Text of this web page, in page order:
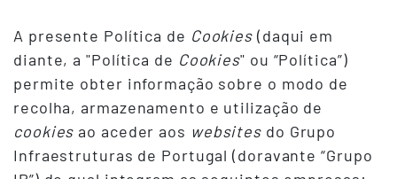
A presente Política de Cookies (daqui em
diante, a "Política de Cookies" ou “Política”)
permite obter informação sobre o modo de
recolha, armazenamento e utilização de
cookies ao aceder aos websites do Grupo
Infraestruturas de Portugal (doravante “Grupo